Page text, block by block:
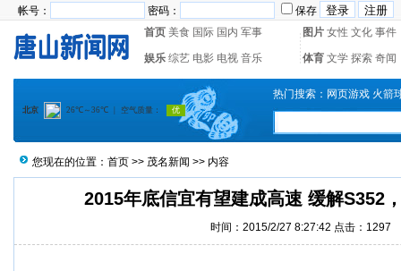
帐号： 密码：
保存
首页 美食 国际 国内 军事 图片 女性 文化 事件
娱乐 综艺 电影 电视 音乐 体育 文学 探索 奇闻
热门搜索： 网页游戏 火箭
您现在的位置： 首页 >> 茂名新闻 >> 内容
2015年底信宜有望建成高速 缓解S352
时间：2015/2/27 8:27:42 点击： 1297